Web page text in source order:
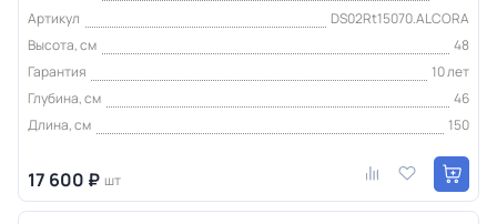
Артикул
DS02Rt15070.ALCORA
Высота, см
48
Гарантия
10 лет
Глубина, см
46
Длина, см
150
17 600 ₽ шт